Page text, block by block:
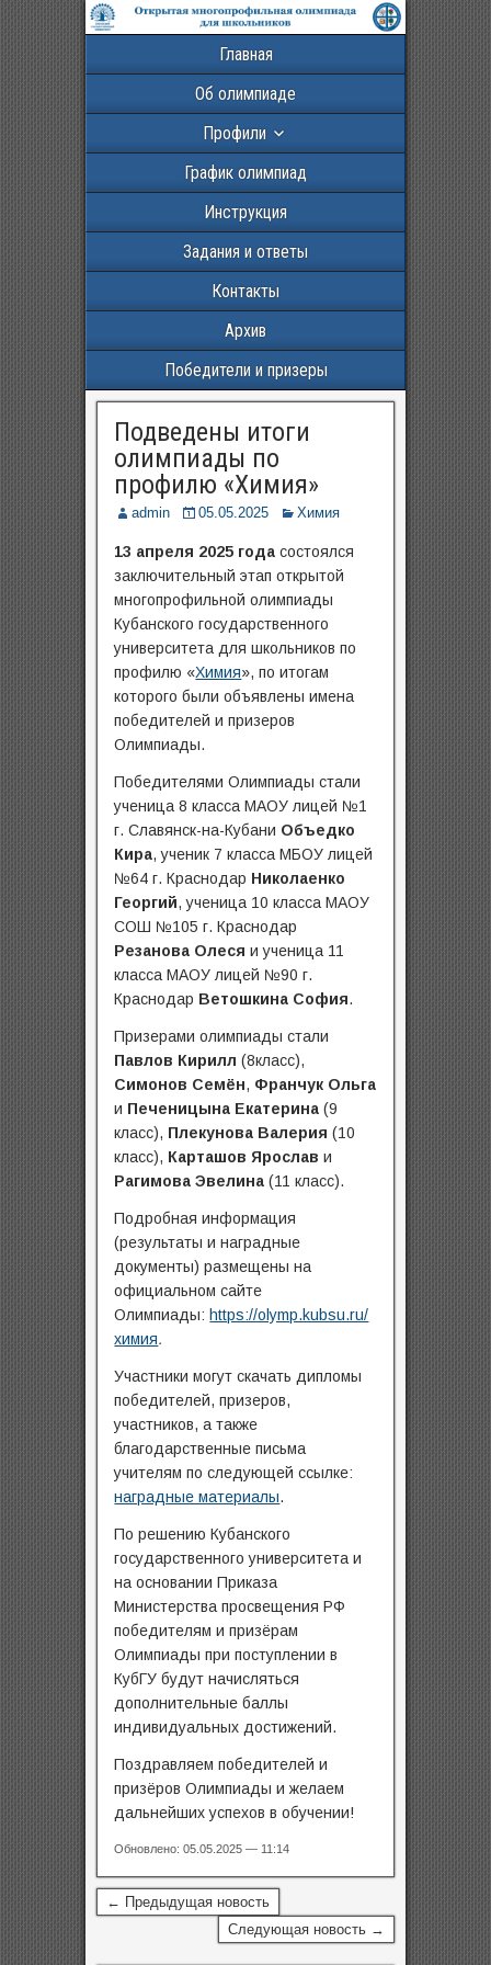
Главная
Об олимпиаде
Профили
График олимпиад
Инструкция
Задания и ответы
Контакты
Архив
Победители и призеры
Подведены итоги
олимпиады по
профилю «Химия»
admin 05.05.2025 Химия
13 апреля 2025 года состоялся
заключительный этап открытой
многопрофильной олимпиады
Кубанского государственного
университета для школьников по
профилю «Химия», по итогам
которого были объявлены имена
победителей и призеров
Олимпиады.
Победителями Олимпиады стали
ученица 8 класса МАОУ лицей №1
г. Славянск-на-Кубани Объедко
Кира, ученик 7 класса МБОУ лицей
№64 г. Краснодар Николаенко
Георгий, ученица 10 класса МАОУ
СОШ №105 г. Краснодар
Резанова Олеся и ученица 11
класса МАОУ лицей №90 г.
Краснодар Ветошкина София.
Призерами олимпиады стали
Павлов Кирилл (8класс),
Симонов Семён, Франчук Ольга
и Печеницына Екатерина (9
класс), Плекунова Валерия (10
класс), Карташов Ярослав и
Рагимова Эвелина (11 класс).
Подробная информация
(результаты и наградные
документы) размещены на
официальном сайте
Олимпиады:https://olymp.kubsu.ru/
химия.
Участники могут скачать дипломы
победителей, призеров,
участников, а также
благодарственные письма
учителям по следующей ссылке:
наградные материалы.
По решению Кубанского
государственного университета и
на основании Приказа
Министерства просвещения РФ
победителям и призёрам
Олимпиады при поступлении в
КубГУ будут начисляться
дополнительные баллы
индивидуальных достижений.
Поздравляем победителей и
призёров Олимпиады и желаем
дальнейших успехов в обучении!
Обновлено: 05.05.2025 — 11:14
← Предыдущая новость
Следующая новость →